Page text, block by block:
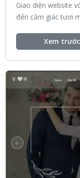
Giao diện website
đến cảm giác tươi
Xem trước